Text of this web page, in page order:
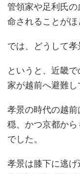
管領家や足利氏
命されることがほ
では、どうして
というと、近畿
家が越前へ避難し
孝景の時代の越
穏、かつ京都か
でした。
孝景は膝下に逃